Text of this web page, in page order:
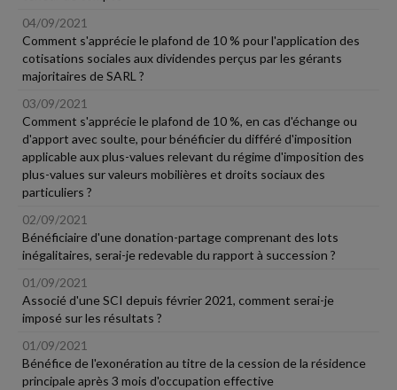
04/09/2021
Comment s'apprécie le plafond de 10 % pour l'application des
cotisations sociales aux dividendes perçus par les gérants
majoritaires de SARL ?
03/09/2021
Comment s'apprécie le plafond de 10 %, en cas d'échange ou
d'apport avec soulte, pour bénéficier du différé d'imposition
applicable aux plus-values relevant du régime d'imposition des
plus-values sur valeurs mobilières et droits sociaux des
particuliers ?
02/09/2021
Bénéficiaire d'une donation-partage comprenant des lots
inégalitaires, serai-je redevable du rapport à succession ?
01/09/2021
Associé d'une SCI depuis février 2021, comment serai-je
imposé sur les résultats ?
01/09/2021
Bénéfice de l'exonération au titre de la cession de la résidence
principale après 3 mois d'occupation effective